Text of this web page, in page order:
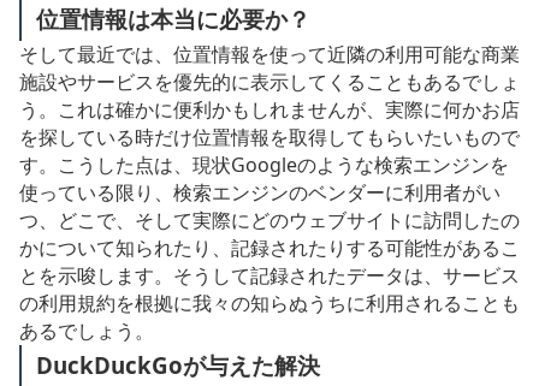
位置情報は本当に必要か？
そして最近では、位置情報を使って近隣の利用可能な商業
施設やサービスを優先的に表示してくることもあるでしょ
う。これは確かに便利かもしれませんが、実際に何かお店
を探している時だけ位置情報を取得してもらいたいもので
す。こうした点は、現状Googleのような検索エンジンを
使っている限り、検索エンジンのベンダーに利用者がい
つ、どこで、そして実際にどのウェブサイトに訪問したの
かについて知られたり、記録されたりする可能性があるこ
とを示唆します。そうして記録されたデータは、サービス
の利用規約を根拠に我々の知らぬうちに利用されることも
あるでしょう。
DuckDuckGoが与えた解決